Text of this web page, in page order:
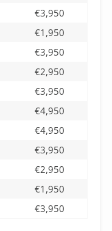
€3,950
€1,950
€3,950
€2,950
€3,950
€4,950
€4,950
€3,950
€2,950
€1,950
€3,950